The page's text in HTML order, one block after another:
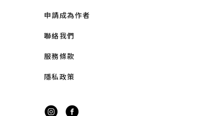
申請成為作者
聯絡我們
服務條款
隱私政策